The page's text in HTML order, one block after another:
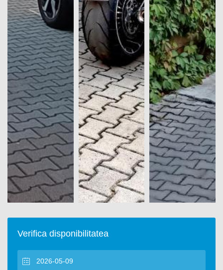
Verifica disponibilitatea